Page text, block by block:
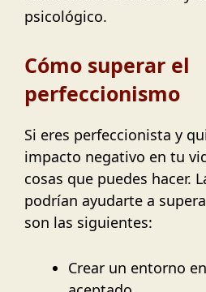
psicológico.
Cómo superar el
perfeccionismo
Si eres perfeccionista y
impacto negativo en tu
cosas que puedes hacer.
podrían ayudarte a
son las siguientes:
Crear un entorno